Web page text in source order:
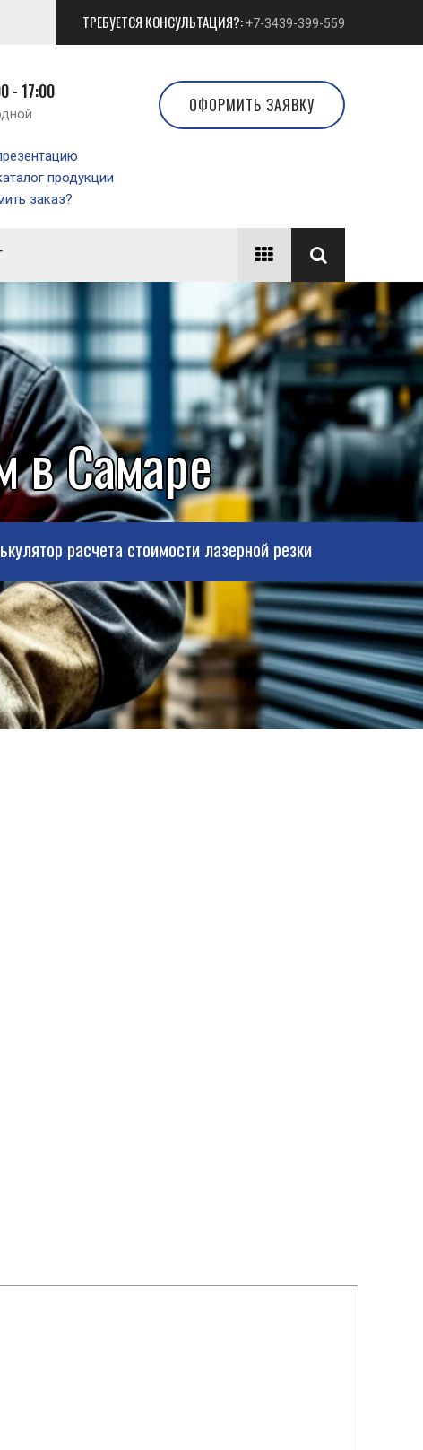
ТРЕБУЕТСЯ КОНСУЛЬТАЦИЯ?: +7-3439-399-559
- 17:00
продукции
заказ?
ОФОРМИТЬ ЗАЯВКУ
в Самаре
расчета стоимости лазерной резки